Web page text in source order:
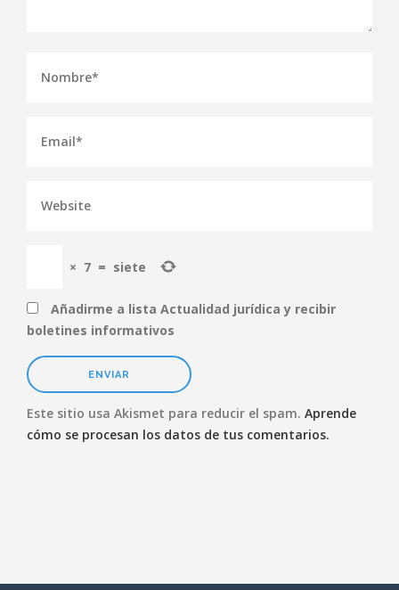
× 7 = siete
Añadirme a lista Actualidad jurídica y recibir
boletines informativos
Este sitio usa Akismet para reducir el spam. Aprende
cómo se procesan los datos de tus comentarios.